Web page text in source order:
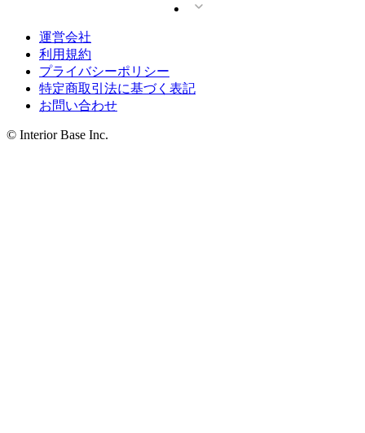
運営会社
利用規約
プライバシーポリシー
特定商取引法に基づく表記
お問い合わせ
© Interior Base Inc.